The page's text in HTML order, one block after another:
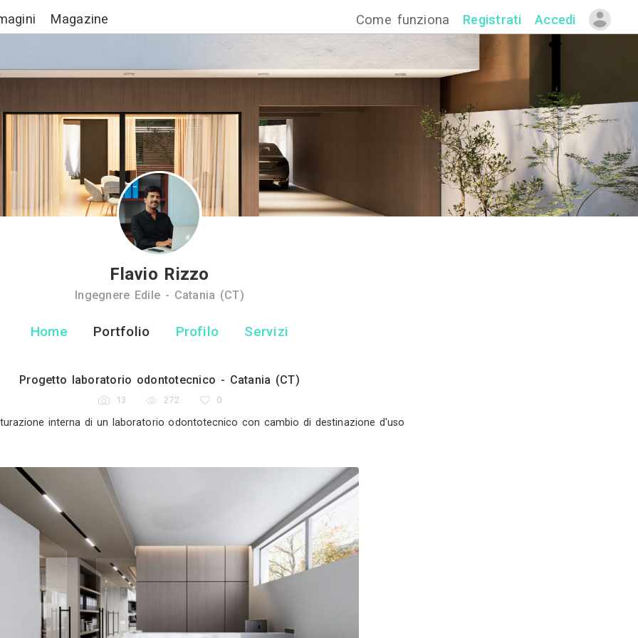
Immagini Come
Flavio Rizzo
Home Portfolio Profilo Servizi
Progetto laboratorio odontotecnico - Catania (CT)
272
di ristrutturazione interna di un laboratorio odontotecnico con cambio di destinazione d'uso